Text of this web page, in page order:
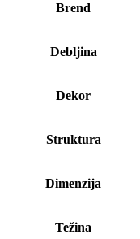
Brend
Debljina
Dekor
Struktura
Dimenzija
Težina